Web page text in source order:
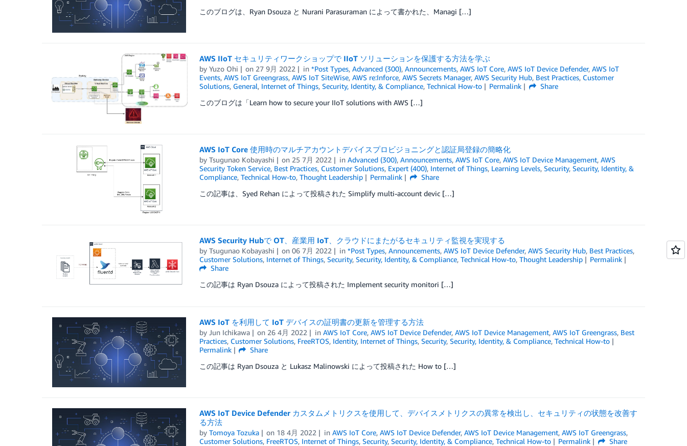
このブログは、Ryan Dsouza と Nurani Parasuraman によって書かれた、Managi […]
AWS IIoT セキュリティワークショップで IIoT ソリューションを保護する方法を学ぶ
by Yuzo Ohi on 27 9月 2022 in*Post Types,Advanced (300),Announcements,AWS IoT Core,AWS IoT Device Defender,AWS IoT
Events, AWS IoT Greengrass, AWS IoT SiteWise, AWS re:Inforce, AWS Secrets Manager, AWS Security Hub, Best Practices, Customer
Solutions, General, Internet of Things, Security, Identity, & Compliance, Technical How-to Permalink
Share
このブログは「Learn how to secure your IIoT solutions with AWS […]
AWS IoT Core 使用時のマルチアカウントデバイスプロビジョニングと認証局登録の簡略化
by Tsugunao Kobayashi on 25 7月 2022 inAdvanced (300),Announcements,AWS IoT Core,AWS IoT Device Management,AWS
Security Token Service, Best Practices, Customer Solutions, Expert (400), Internet of Things, Learning Levels, Security, Security, Identity, &
Compliance, Technical How-to, Thought Leadership Permalink
Share
この記事は、Syed Rehan によって投稿された Simplify multi-account devic […]
AWS Security Hubで OT、産業用 IoT、クラウドにまたがるセキュリティ監視を実現する
by Tsugunao Kobayashi on06 7月 2022 in*Post Types,Announcements,AWS IoT Device Defender,AWS Security Hub, Best Practices,
Customer Solutions, Internet of Things, Security, Security, Identity, & Compliance, Technical How-to, Thought Leadership
Permalink
Share
この記事は Ryan Dsouza によって投稿された Implement security monitori […]
AWS IoT を利用して IoT デバイスの証明書の更新を管理する方法
by Jun Ichikawa on 26 4月 2022 inAWS IoT Core,AWS IoT Device Defender,AWS IoT Device Management,AWS IoT Greengrass, Best
Practices, Customer Solutions, FreeRTOS, Identity, Internet of Things, Security, Security, Identity, & Compliance, Technical How-to
Permalink
Share
この記事は Ryan Dsouza と Lukasz Malinowski によって投稿された How to […]
AWS IoT Device Defender カスタムメトリクスを使用して、デバイスメトリクスの異常を検出し、セキュリティの状態を改善す
る方法
by Tomoya Tozuka on 18 4月 2022 inAWS IoT Core,AWS IoT Device Defender,AWS IoT Device Management,AWS IoT Greengrass,
Customer Solutions, FreeRTOS, Internet of Things, Security, Security, Identity, & Compliance, Technical How-to Permalink
Share